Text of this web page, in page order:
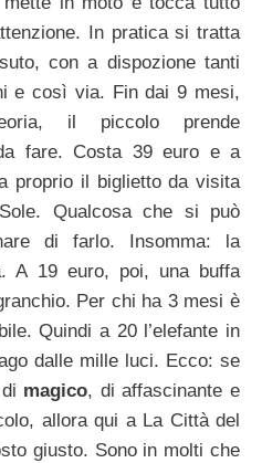
In pratica si tratta
con a dispozione tanti
e così via. Fin dai 9 mesi,
il piccolo prende
fare. Costa 39 euro e a
proprio il biglietto da visita
Qualcosa che si può
di farlo. Insomma: la
A 19 euro, poi, una buffa
Per chi ha 3 mesi è
Quindi a 20 l’elefante in
dalle mille luci. Ecco: se
magico, di affascinante e
allora qui a La Città del
giusto. Sono in molti che